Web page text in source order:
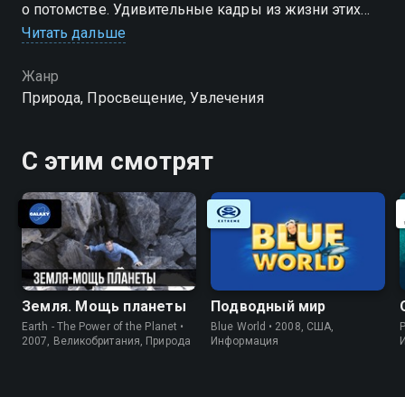
о потомстве. Удивительные кадры из жизни этих
птиц позволят по-новому взглянуть на природу
Читать дальше
Жанр
Природа, Просвещение, Увлечения
С этим смотрят
Земля. Мощь планеты
Earth - The Power of the Planet •
2007, Великобритания, Природа
Подводный мир
Blue World • 2008, США,
Информация